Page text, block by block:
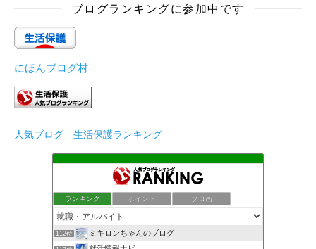
ブログランキングに参加中です
にほんブログ村
人気ブログ 生活保護ランキング
ランキング ポイント ブロ画
112位 ミキロンちゃんのブログ